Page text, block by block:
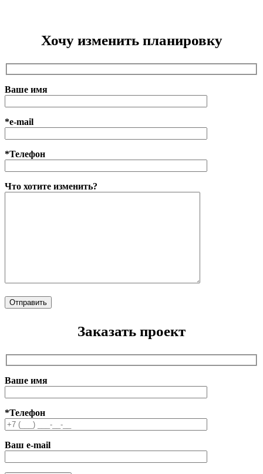
Хочу изменить планировку
Ваше имя
*e-mail
*Телефон
Что хотите изменить?
Заказать проект
Ваше имя
*Телефон
Ваш e-mail